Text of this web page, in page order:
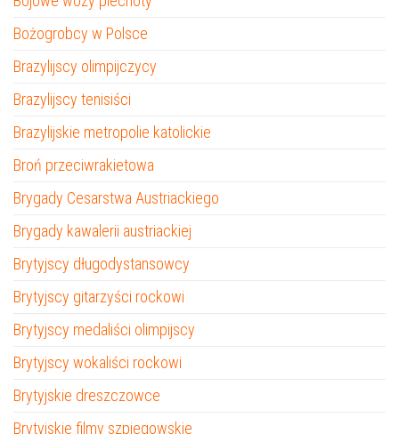
Bożogrobcy w Polsce
Brazylijscy olimpijczycy
Brazylijscy tenisiści
Brazylijskie metropolie katolickie
Broń przeciwrakietowa
Brygady Cesarstwa Austriackiego
Brygady kawalerii austriackiej
Brytyjscy długodystansowcy
Brytyjscy gitarzyści rockowi
Brytyjscy medaliści olimpijscy
Brytyjscy wokaliści rockowi
Brytyjskie dreszczowce
Brytyjskie filmy szpiegowskie